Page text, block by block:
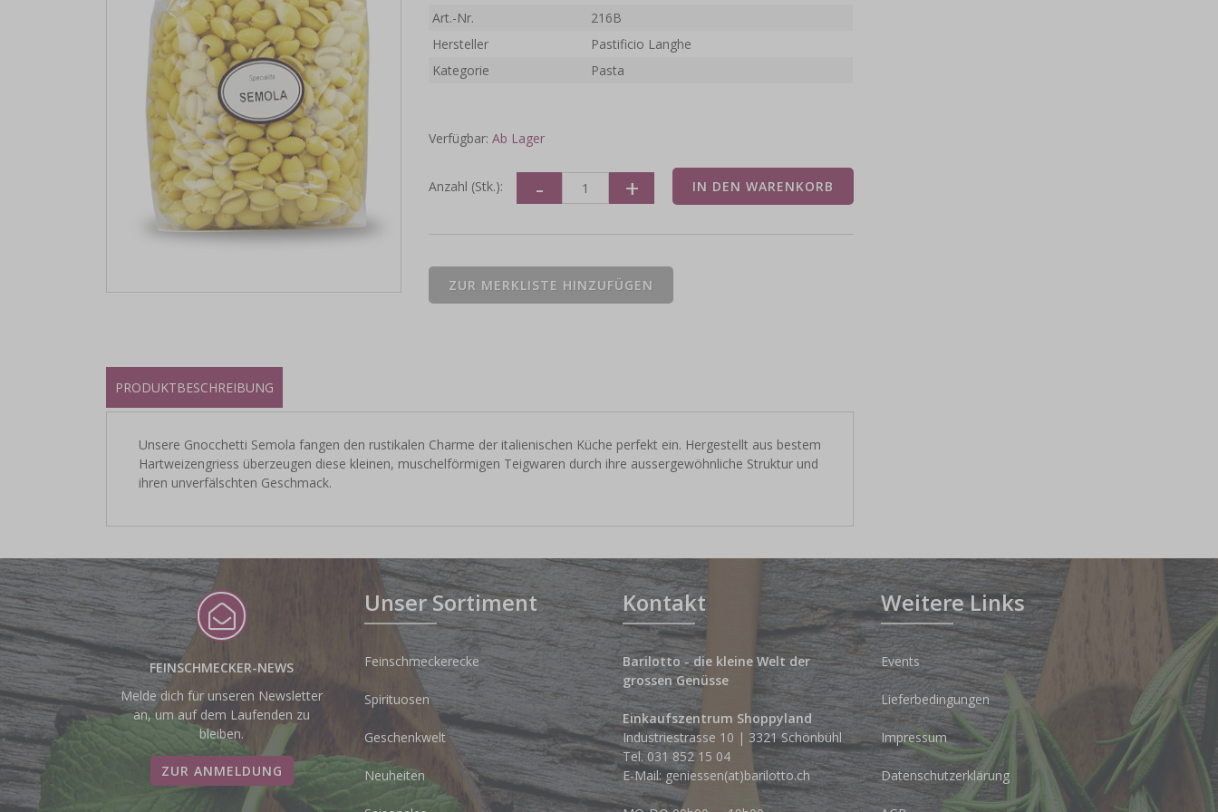
Art.-Nr.
216B
Hersteller
Pastificio Langhe
Kategorie
Pasta
Verfügbar:Ab Lager
Anzahl (Stk.):
PRODUKTBESCHREIBUNG
Unsere Gnocchetti Semola fangen den rustikalen Charme der italienischen Küche perfekt ein. Hergestellt aus bestem
Hartweizengriess überzeugen diese kleinen, muschelförmigen Teigwaren durch ihre aussergewöhnliche Struktur und
ihren unverfälschten Geschmack.
FEINSCHMECKER-NEWS
Melde dich für unseren Newsletter
an, um auf dem Laufenden zu
bleiben.
ZUR ANMELDUNG
Unser Sortiment
Feinschmeckerecke
Spirituosen
Geschenkwelt
Neuheiten
Kontakt
Barilotto - die kleine Welt der
grossen Genüsse
Einkaufszentrum Shoppyland
Industriestrasse 10 | 3321 Schönbühl
Tel. 031 852 15 04
E-Mail: geniessen(at)barilotto.ch
Weitere Links
Events
Lieferbedingungen
Impressum
Datenschutzerklärung